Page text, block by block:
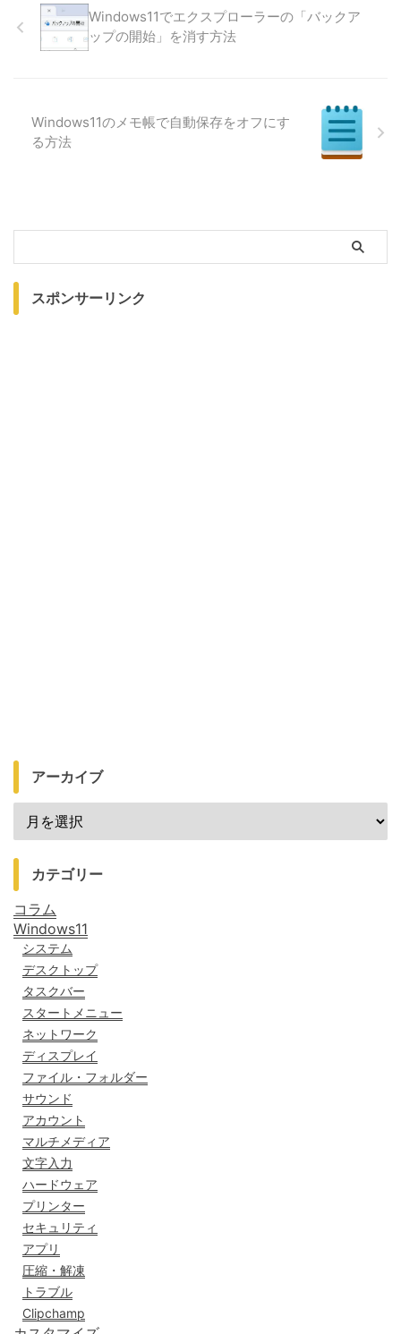
Windows11でエクスプローラーの「バックア
ップの開始」を消す方法
Windows11のメモ帳で自動保存をオフにす
る方法
スポンサーリンク
アーカイブ
カテゴリー
コラム
Windows11
システム
デスクトップ
タスクバー
スタートメニュー
ネットワーク
ディスプレイ
ファイル・フォルダー
サウンド
アカウント
マルチメディア
文字入力
ハードウェア
プリンター
セキュリティ
アプリ
圧縮・解凍
トラブル
Clipchamp